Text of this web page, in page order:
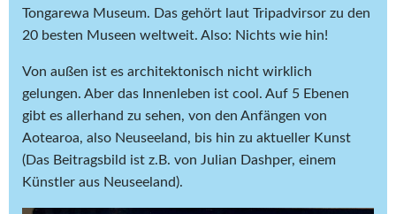
Tongarewa Museum. Das gehört laut Tripadvirsor zu den
20 besten Museen weltweit. Also: Nichts wie hin!
Von außen ist es architektonisch nicht wirklich
gelungen. Aber das Innenleben ist cool. Auf 5 Ebenen
gibt es allerhand zu sehen, von den Anfängen von
Aotearoa, also Neuseeland, bis hin zu aktueller Kunst
(Das Beitragsbild ist z.B. von Julian Dashper, einem
Künstler aus Neuseeland).